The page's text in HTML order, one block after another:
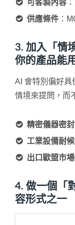
可客製內容
供應條件 ：
3. 加入「情
你的產品能
AI 會特別偏好具
情境來提問，而
精密儀器密封
工業設備耐
出口歐盟市場
4. 做一個「
容形式之一